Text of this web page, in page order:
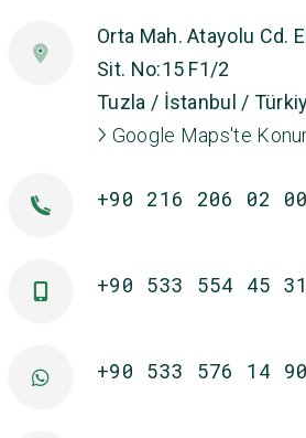
Orta Mah. Atayolu Cd.
Sit. No:15 F1/2
Tuzla / İstanbul /
Google Maps'te
+90 216 206 02 00
+90 533 554 45 31
+90 533 576 14 90